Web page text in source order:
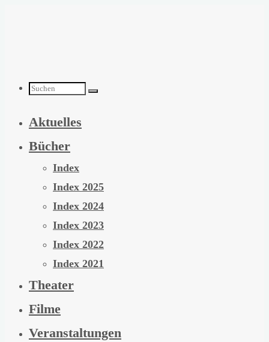
Suchen
nach:
Aktuelles
Bücher
Index
Index 2025
Index 2024
Index 2023
Index 2022
Index 2021
Theater
Filme
Veranstaltungen